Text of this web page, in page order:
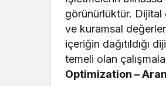
görünürlüktür. Dijital
ve kuramsal
içeriğin dağıtıldığı
temeli olan
Optimization –